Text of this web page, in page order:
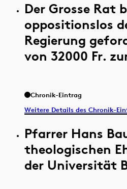
Der Grosse Rat
oppositionslos
Regierung
von 32000 Fr.
Chronik-Eintrag
Weitere Details des Chronik-
Pfarrer Hans
theologischen
der Universität